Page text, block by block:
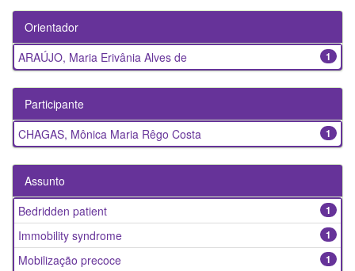
Orientador
1
ARAÚJO, Maria Erivânia Alves de
Participante
1
CHAGAS, Mônica Maria Rêgo Costa
Assunto
1
Bedridden patient
1
Immobility syndrome
1
Mobilização precoce